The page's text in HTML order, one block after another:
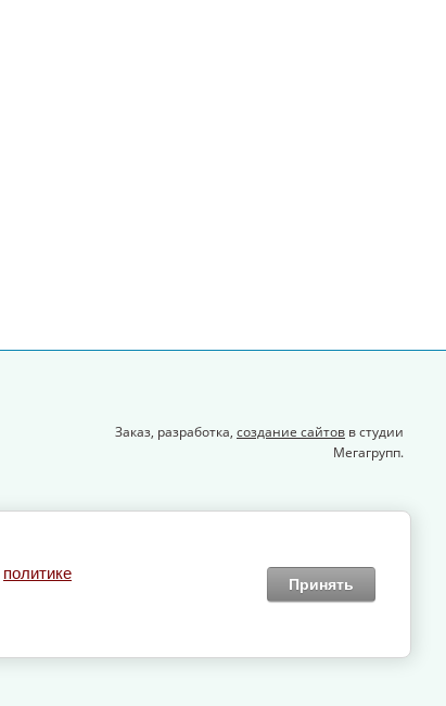
Заказ, разработка, создание сайтов в студии
Мегагрупп.
политике
Принять